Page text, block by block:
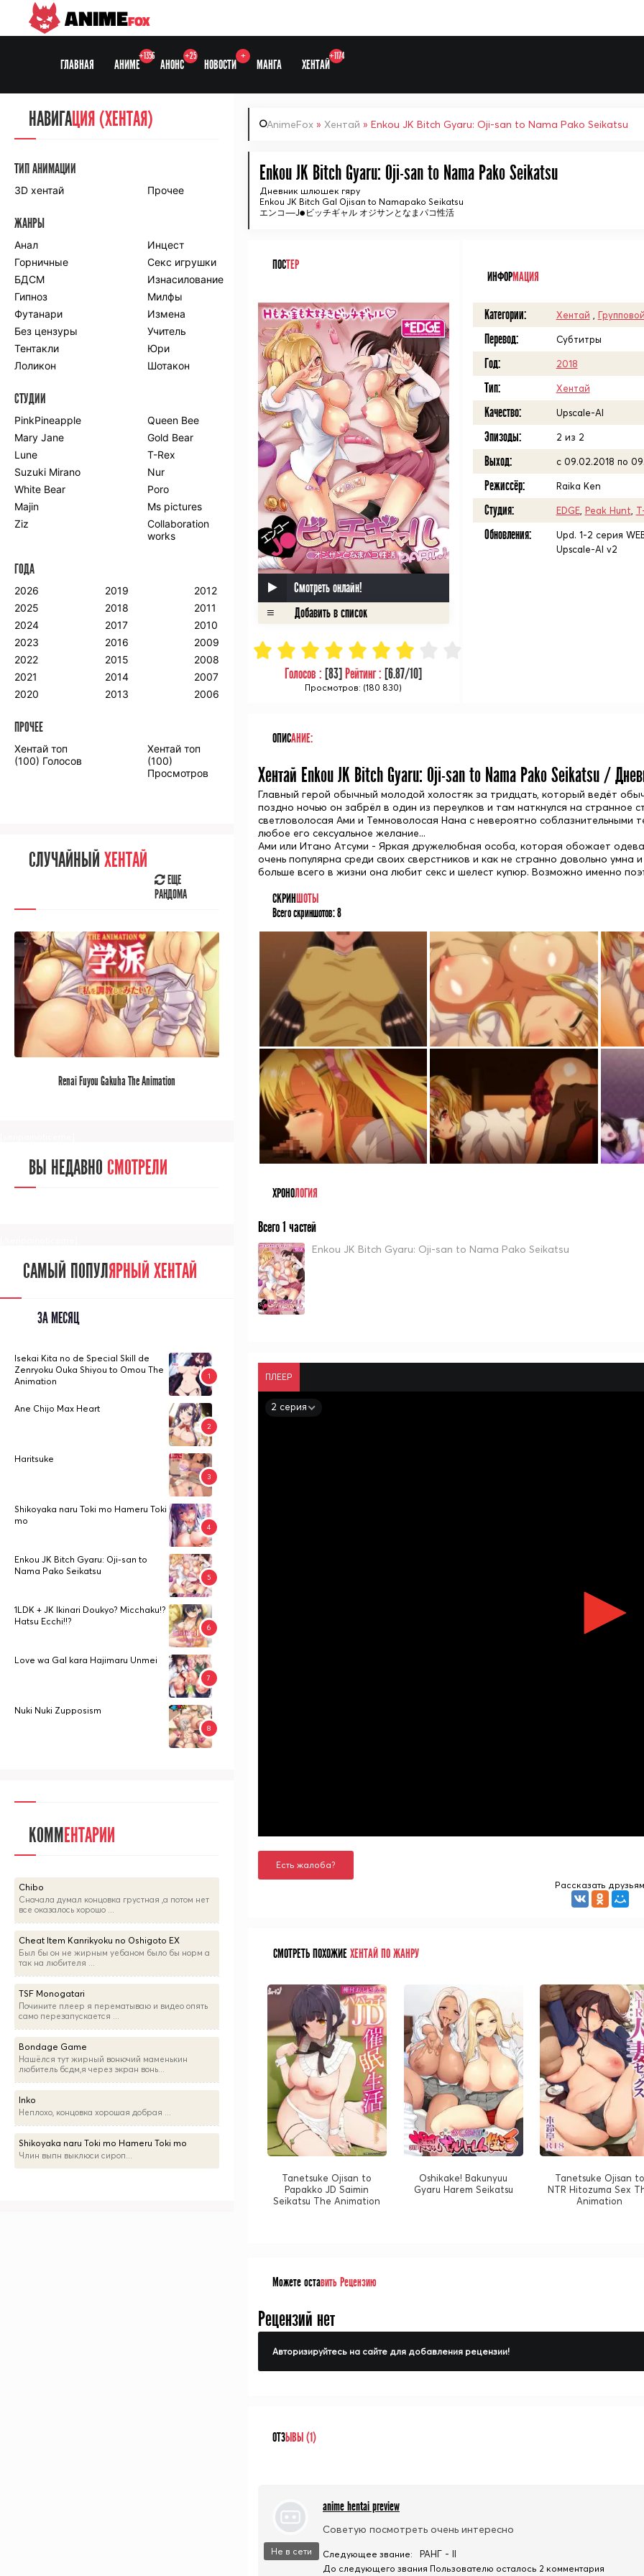
ANIMEFOX
ГЛАВНАЯ АНИМЕ
+1356
АНОНС
+25
НОВОСТИ
+
МАНГА ХЕНТАЙ
+1174
AnimeFox » Хентай » Enkou JK Bitch Gyaru: Oji-san to Nama Pako Seikatsu
Enkou JK Bitch Gyaru: Oji-san to Nama Pako Seikatsu
Дневник шлюшек гяру
Enkou JK Bitch Gal Ojisan to Namapako Seikatsu
エンコ―J●ビッチギャル オジサンとなまパコ性活
ПОСТЕР
Смотреть онлайн!
Голосов : [83] Рейтинг : [6.87/10]
Просмотров: (180 830)
ИНФОРМАЦИЯ
Категории: Хентай
Перевод: Субтитры
Год: 2018
Тип: Хентай
Качество: Upscale-AI
Эпизоды: 2 из 2
Выход: с 09.02.2018 по
Режиссёр: Raika Ken
Студия: EDGE, Peak Hunt
Обновления:
Upd. 1-2 серия
Upscale-AI v2
ОПИСАНИЕ:
Хентай Enkou JK Bitch Gyaru: Oji-san to Nama Pako Seikatsu /
Главный герой обычный молодой холостяк за тридцать, который ведёт
поздно ночью он забрёл в один из переулков и там наткнулся на странное
светловолосая Ами и Темноволосая Нана с невероятно соблазнительными
любое его сексуальное желание...
Ами или Итано Атсуми - Яркая дружелюбная особа, которая обожает
очень популярна среди своих сверстников и как не странно довольно
больше всего в жизни она любит секс и шелест купюр. Возможно именно
СКРИНШОТЫ
Всего скриншотов:8
ХРОНОЛОГИЯ
Всего 1 частей
Enkou JK Bitch Gyaru: Oji-san to Nama Pako Seikatsu
ПЛЕЕР
2 серия
Есть жалоба?
Рассказать друзьям
СМОТРЕТЬ ПОХОЖИЕХЕНТАЙ ПО ЖАНРУ
Tanetsuke Ojisan to
Papakko JD Saimin
Seikatsu The Animation
Oshikake! Bakunyuu
Gyaru Harem Seikatsu
Tanetsuke Ojisan to
NTR Hitozuma Sex
Animation
Можете оставить Рецензию
Рецензий нет
Авторизируйтесь на сайте для добавления рецензии!
ОТЗЫВЫ (1)
Не в сети
anime hentai preview
Советую посмотреть очень интересно
Следующее звание: РАНГ - II
До следующего звания Пользователю осталось 2 комментария
НАВИГАЦИЯ
СЕЗОНЫ
Anidub
Animedia
Kansai studio
Onibaku
Shiza project
ПО ЖАНРАМ
Комедия
Приключения
Романтика
Школа
Этти
Боевые
искусства
Гарем
Драма
Игры
Исторический
Магия
Фантастика
Фэнтези
Мистика
Попаданцы в
другой мир
Хентай
ПО ГОДУ
2023
2022
2021
2020
2019
2018
2017
2016
2013
2012
2011
2010
2009
2008
2005
2004
2003
2002
2001
2000
ПРОЧЕЕ
Аниме фильмы Аниме OVA
СЛУЧАЙНОЕ АНИМЕ
РАНДОМА
ВЫ НЕДАВНОСМОТРЕЛИ
[/senpainoticeme]
САМЫЙ ПОПУЛЯРНЫЙ АНИМЕ
НАВИГАЦИЯ (ХЕНТАЯ)
ТИП АНИМАЦИИ
3D хентай Прочее
ЖАНРЫ
Анал
Инцест
Горничные
Секс игрушки
БДСМ
Изнасилование
Гипноз
Милфы
Футанари
Измена
Без цензуры
Учитель
Тентакли
Юри
Лоликон
Шотакон
СТУДИИ
PinkPineapple
Queen Bee
Mary Jane
Gold Bear
Lune
T-Rex
Suzuki Mirano
Nur
White Bear
Poro
Majin
Ms pictures
Ziz
Collaboration
works
ГОДА
2026
2025
2024
2023
2022
2021
2020
2019
2018
2017
2016
2015
2014
2013
2012
2011
2010
2009
2008
2007
2006
ПРОЧЕЕ
Хентай топ
(100) Голосов
Хентай топ
(100)
Просмотров
СЛУЧАЙНЫЙ ХЕНТАЙ
ЕЩЕ
РАНДОМА
Renai Fuyou Gakuha The Animation
ВЫ НЕДАВНО СМОТРЕЛИ
САМЫЙ ПОПУЛЯРНЫЙ ХЕНТАЙ
ЗА МЕСЯЦ
Isekai Kita no de Special Skill de
Zenryoku Ouka Shiyou to Omou The
Animation
Ane Chijo Max Heart
Haritsuke
Shikoyaka naru Toki mo Hameru Toki
mo
Enkou JK Bitch Gyaru: Oji-san to
Nama Pako Seikatsu
1LDK + JK Ikinari Doukyo? Micchaku!?
Hatsu Ecchi!!?
Love wa Gal kara Hajimaru Unmei
Nuki Nuki Zupposism
КОММЕНТАРИИ
Chibo
Сначала думал концовка грустная ,а потом нет
все оказалось хорошо ...
Cheat Item Kanrikyoku no Oshigoto EX
Был бы он не жирным уебаном было бы норм а
так на любителя ...
TSF Monogatari
Почините плеер я перематываю и видео опять
само перезапускается ...
Bondage Game
Нашёлся тут жирный вонючий маменькин
любитель бсдм,я через экран вонь...
Inko
Неплохо, концовка хорошая добрая ...
Shikoyaka naru Toki mo Hameru Toki mo
Члин выпн выклюси сироп...